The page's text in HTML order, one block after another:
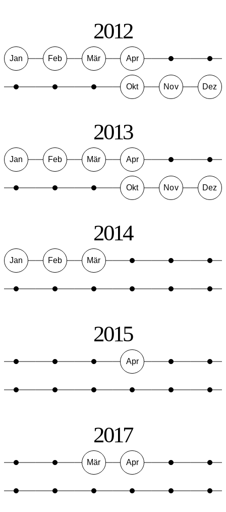
2012
Jan Feb Mär Apr
Okt Nov Dez
2013
Jan Feb Mär Apr
Okt Nov Dez
2014
Jan Feb Mär
2015
Apr
2017
Mär Apr